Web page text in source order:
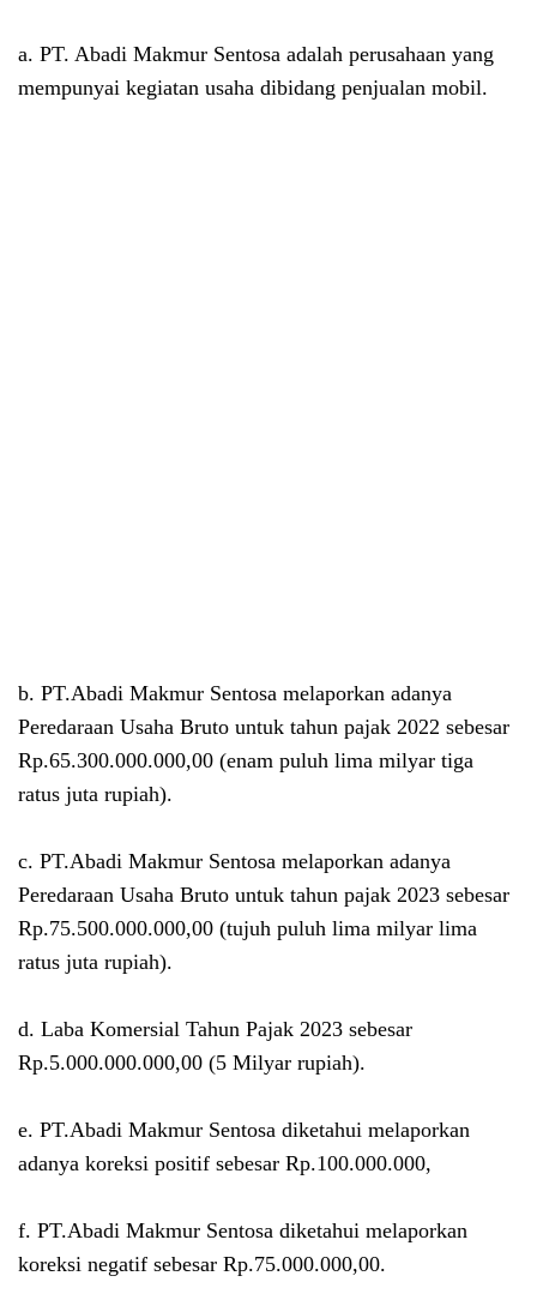
a. PT. Abadi Makmur Sentosa adalah perusahaan yang
mempunyai kegiatan usaha dibidang penjualan mobil.
b. PT.Abadi Makmur Sentosa melaporkan adanya
Peredaraan Usaha Bruto untuk tahun pajak 2022 sebesar
Rp.65.300.000.000,00 (enam puluh lima milyar tiga
ratus juta rupiah).
c. PT.Abadi Makmur Sentosa melaporkan adanya
Peredaraan Usaha Bruto untuk tahun pajak 2023 sebesar
Rp.75.500.000.000,00 (tujuh puluh lima milyar lima
ratus juta rupiah).
d. Laba Komersial Tahun Pajak 2023 sebesar
Rp.5.000.000.000,00 (5 Milyar rupiah).
e. PT.Abadi Makmur Sentosa diketahui melaporkan
adanya koreksi positif sebesar Rp.100.000.000,
f. PT.Abadi Makmur Sentosa diketahui melaporkan
koreksi negatif sebesar Rp.75.000.000,00.